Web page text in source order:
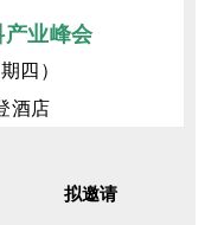
业峰会
四）
酒店
拟邀请